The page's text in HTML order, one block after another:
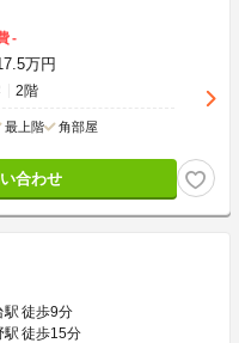
-
万円
2階
最上階 角部屋
合わせ
駅 徒歩9分
駅 徒歩15分